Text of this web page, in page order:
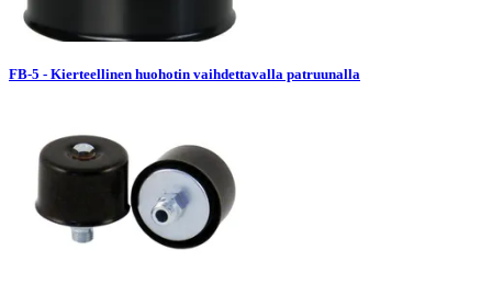
FB-5 - Kierteellinen huohotin vaihdettavalla patruunalla